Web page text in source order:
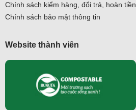
Chính sách kiểm hàng, đổi trả, hoàn tiền
Chính sách bảo mật thông tin
Website thành viên